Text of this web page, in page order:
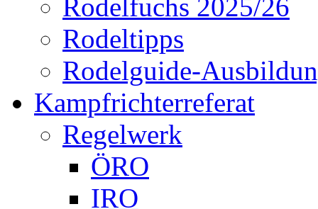
Rodelfuchs 2025/26
Rodeltipps
Rodelguide-
Kampfrichterreferat
Regelwerk
ÖRO
IRO